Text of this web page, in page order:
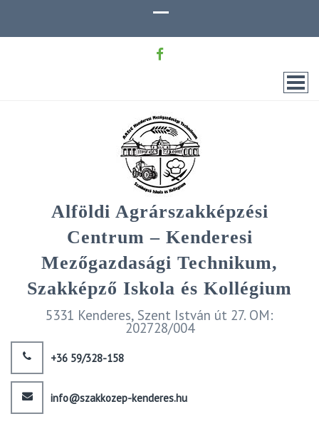
Alföldi Agrárszakképzési
Centrum – Kenderesi
Mezőgazdasági Technikum,
Szakképző Iskola és Kollégium
5331 Kenderes, Szent István út 27. OM:
202728/004
+36 59/328-158
info@szakkozep-kenderes.hu